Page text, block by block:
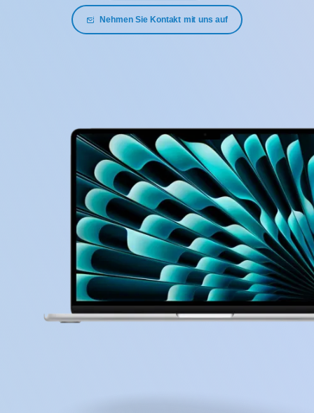
Nehmen Sie Kontakt mit uns auf